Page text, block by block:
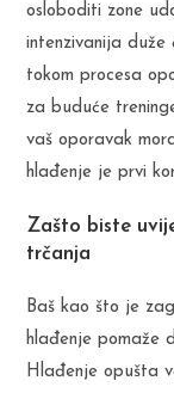
osloboditi zone
intenzivanija
tokom procesa
za buduće
vaš oporavak
hlađenje je prvi
Zašto biste
trčanja
Baš kao što je
hlađenje pomaže
Hlađenje opušta